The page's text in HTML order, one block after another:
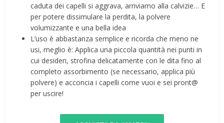
caduta dei capelli si aggrava, arriviamo alla calvizie… E
per potere dissimulare la perdita, la polvere
volumizzante e una bella idea
L’uso è abbastanza semplice e ricorda che meno ne
usi, meglio è: Applica una piccola quantità nei punti in
cui desideri, strofina delicatamente con le dita fino al
completo assorbimento (se necessario, applica più
polvere) e acconcia i capelli come vuoi e sei pront@
per uscire!